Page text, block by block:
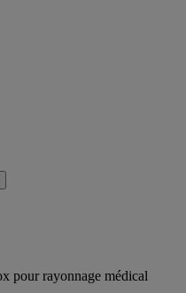
pour rayonnage médical